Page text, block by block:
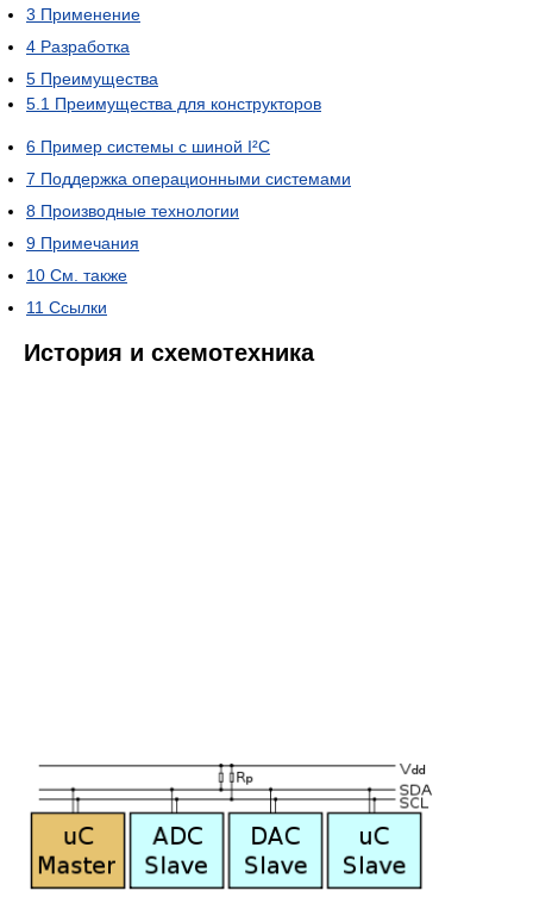
3 Применение
4 Разработка
5 Преимущества
5.1 Преимущества для конструкторов
6 Пример системы с шиной I²C
7 Поддержка операционными системами
8 Производные технологии
9 Примечания
10 См. также
11 Ссылки
История и схемотехника